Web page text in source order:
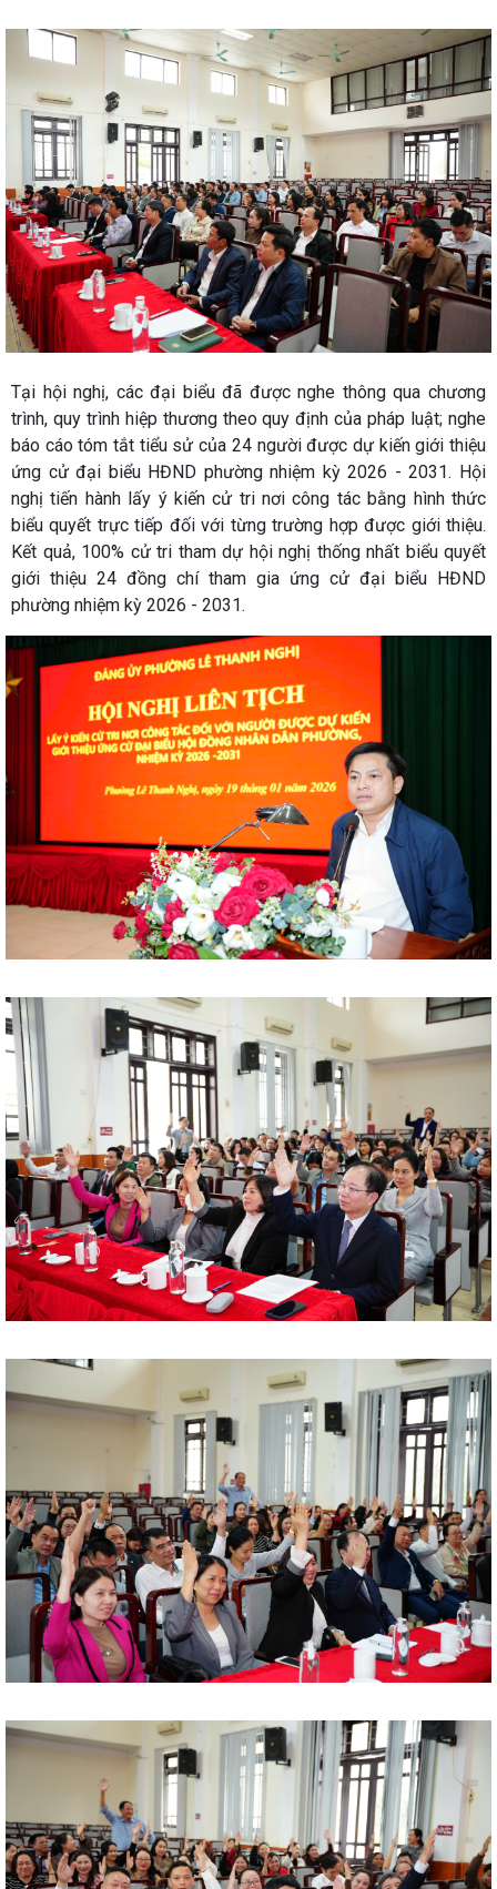
Tại hội nghị, các đại biểu đã được nghe thông qua chương
trình, quy trình hiệp thương theo quy định của pháp luật; nghe
báo cáo tóm tắt tiểu sử của 24 người được dự kiến giới thiệu
ứng cử đại biểu HĐND phường nhiệm kỳ 2026 - 2031. Hội
nghị tiến hành lấy ý kiến cử tri nơi công tác bằng hình thức
biểu quyết trực tiếp đối với từng trường hợp được giới thiệu.
Kết quả, 100% cử tri tham dự hội nghị thống nhất biểu quyết
giới thiệu 24 đồng chí tham gia ứng cử đại biểu HĐND
phường nhiệm kỳ 2026 - 2031.